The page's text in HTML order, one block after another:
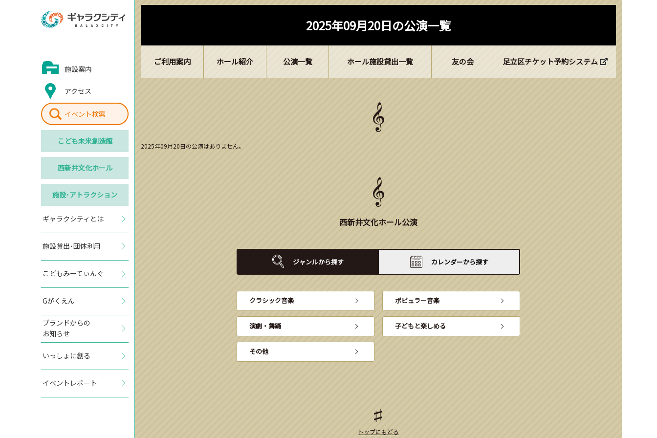
施設案内
アクセス
イベント検索
こども未来創造館
西新井文化ホール
施設･アトラクション
ギャラクシティとは
施設貸出･団体利用
こどもみーてぃんぐ
Gがくえん
ブランドからの
お知らせ
いっしょに創る
イベントレポート
2025年09月20日の公演一覧
ご利用案内 ホール紹介 公演一覧 ホール施設貸出一覧 友の会 足立区チケット予約システム
2025年09月20日の公演はありません。
西新井文化ホール公演
ジャンルから探す カレンダーから探す
クラシック音楽 ポピュラー音楽
演劇・舞踊 子どもと楽しめる
その他
トップにもどる